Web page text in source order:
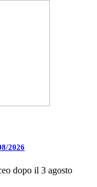
2026
dopo il 3 agosto